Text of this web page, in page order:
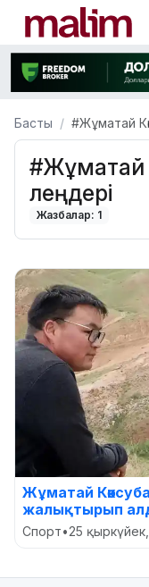
Басты #Жұматай
#Жұматай
өлеңдері
Жазбалар: 1
Жұматай
жалықтырып
Спорт•25